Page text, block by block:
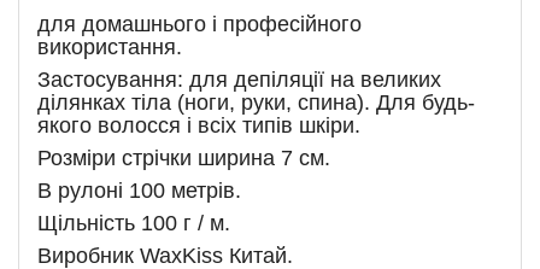
для домашнього і професійного
використання.
Застосування: для депіляції на великих
ділянках тіла (ноги, руки, спина). Для будь-
якого волосся і всіх типів шкіри.
Розміри стрічки ширина 7 см.
В рулоні 100 метрів.
Щільність 100 г / м.
Виробник WaxKiss Китай.